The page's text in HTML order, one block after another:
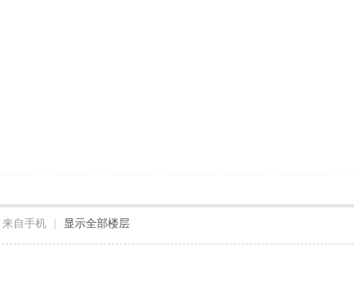
来自手机 | 显示全部楼层